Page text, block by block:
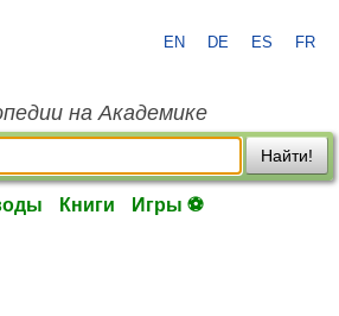
EN DE ES FR
на Академике
Найти!
Книги Игры ⚽